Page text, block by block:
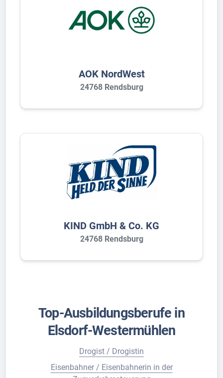
AOK NordWest
24768 Rendsburg
KIND GmbH & Co. KG
24768 Rendsburg
Top-Ausbildungsberufe in
Elsdorf-Westermühlen
Drogist / Drogistin
Eisenbahner / Eisenbahnerin in der